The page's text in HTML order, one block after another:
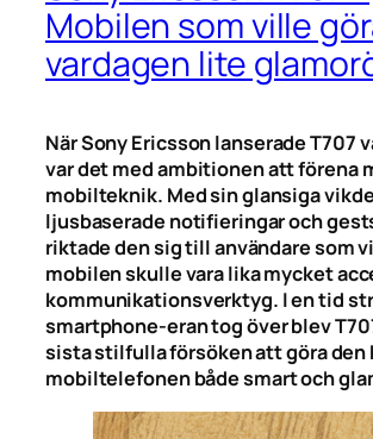
Mobilen som ville
vardagen lite
När Sony Ericsson lanserade T707
var det med ambitionen att förena
mobilteknik. Med sin glansiga
ljusbaserade notifieringar och
riktade den sig till användare som
mobilen skulle vara lika mycket
kommunikationsverktyg. I en tid
smartphone-eran tog över blev
sista stilfulla försöken att göra den
mobiltelefonen både smart och